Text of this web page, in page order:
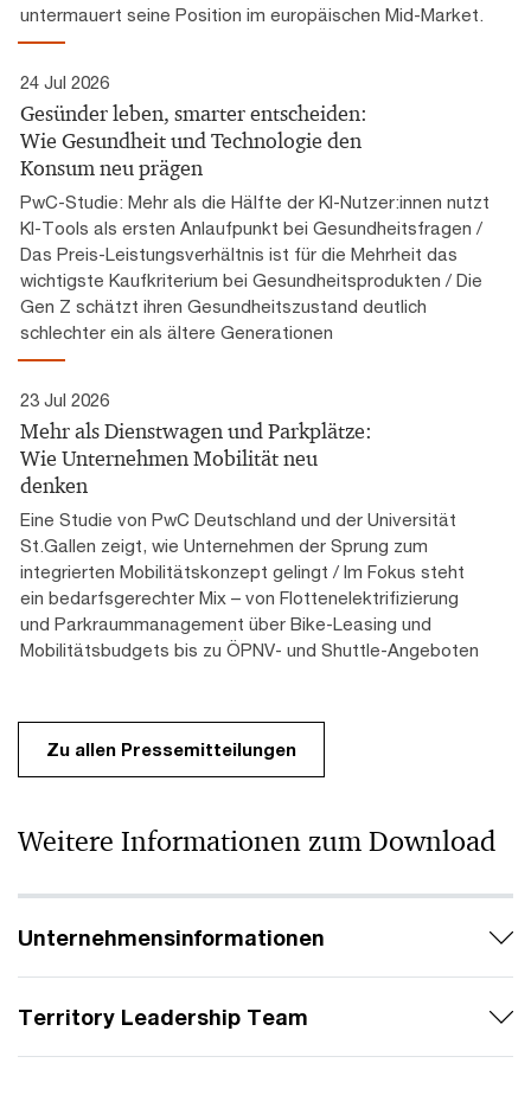
untermauert seine Position im europäischen Mid-Market.
24 Jul 2026
Gesünder leben, smarter entscheiden:
Wie Gesundheit und Technologie den
Konsum neu prägen
PwC-Studie: Mehr als die Hälfte der KI-Nutzer:innen nutzt
KI-Tools als ersten Anlaufpunkt bei Gesundheitsfragen /
Das Preis-Leistungsverhältnis ist für die Mehrheit das
wichtigste Kaufkriterium bei Gesundheitsprodukten / Die
Gen Z schätzt ihren Gesundheitszustand deutlich
schlechter ein als ältere Generationen
23 Jul 2026
Mehr als Dienstwagen und Parkplätze:
Wie Unternehmen Mobilität neu
denken
Eine Studie von PwC Deutschland und der Universität
St.Gallen zeigt, wie Unternehmen der Sprung zum
integrierten Mobilitätskonzept gelingt / Im Fokus steht
ein bedarfsgerechter Mix – von Flottenelektrifizierung
und Parkraummanagement über Bike-Leasing und
Mobilitätsbudgets bis zu ÖPNV- und Shuttle-Angeboten
Zu allen Pressemitteilungen
Weitere Informationen zum Download
Unternehmensinformationen
Territory Leadership Team